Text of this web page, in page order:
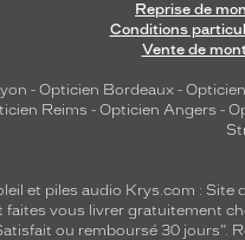
Reprise de
Conditions
Vente de
- Opticien Bordeaux -
Reims - Opticien Angers -
et piles audio Krys.com : Site
vous livrer gratuitement
ou remboursé 30 jours".